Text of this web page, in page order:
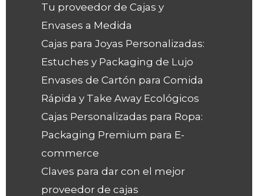
Tu proveedor de Cajas y
Envases a Medida
Cajas para Joyas Personalizadas:
Estuches y Packaging de Lujo
Envases de Cartón para Comida
Rápida y Take Away Ecológicos
Cajas Personalizadas para Ropa:
Packaging Premium para E-
commerce
Claves para dar con el mejor
proveedor de cajas